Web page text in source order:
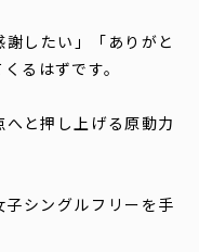
したい」「ありがと
るはずです。
と押し上げる原動力
子シングルフリーを手